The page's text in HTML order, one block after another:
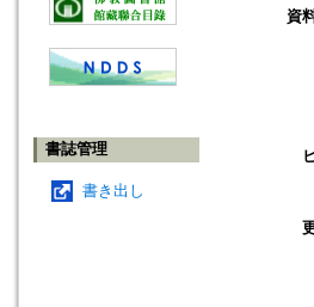
書誌管理
書き出し
資